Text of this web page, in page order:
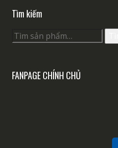
Tìm kiếm
Tìm
kiếm:
FANPAGE CHÍNH CHỦ